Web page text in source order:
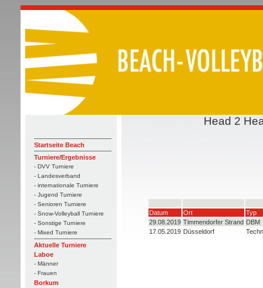
Startseite Beach
Turniere/Ergebnisse
- DVV Turniere
- Landesverband
- internationale Turniere
- Jugend Turniere
- Senioren Turniere
- Snow-Volleyball Turniere
- Sonstige Turniere
- Mixed Turniere
Aktuelle Turniere
Laboe
- Männer
- Frauen
Borkum
Head 2
Datum Ort
Typ
29.08.2019 Timmendorfer Strand DBM
17.05.2019 Düsseldorf